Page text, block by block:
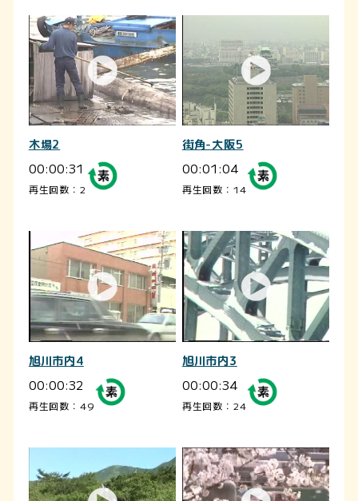
木場2
00:00:31
再生回数：2
街角-大阪5
00:01:04
再生回数：14
旭川市内4
00:00:32
再生回数：49
旭川市内3
00:00:34
再生回数：24